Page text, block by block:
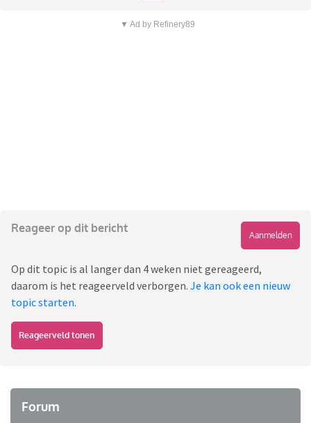
▼ Ad by Refinery89
Reageer op dit bericht
Aanmelden
Op dit topic is al langer dan 4 weken niet gereageerd,
daarom is het reageerveld verborgen. Je kan ook een nieuw
topic starten.
Reageerveld tonen
Forum